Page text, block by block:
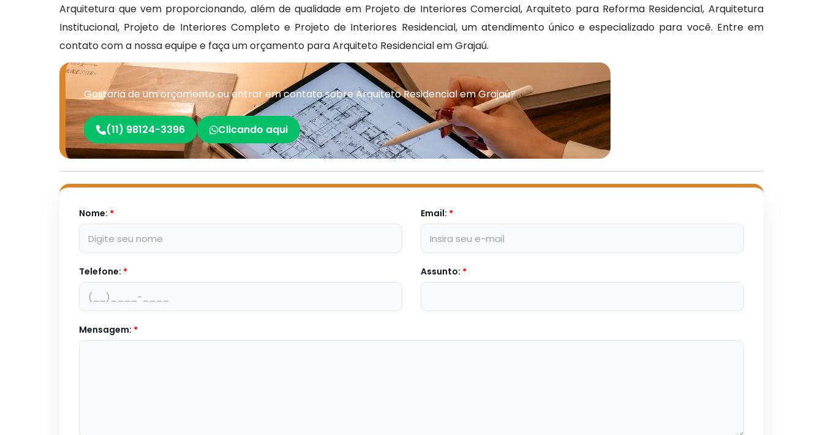
Arquitetura que vem proporcionando, além de qualidade em Projeto de Interiores Comercial, Arquiteto para Reforma Residencial, Arquitetura
Institucional, Projeto de Interiores Completo e Projeto de Interiores Residencial, um atendimento único e especializado para você. Entre em
contato com a nossa equipe e faça um orçamento para Arquiteto Residencial em Grajaú.
Gostaria de um orçamento ou entrar em contato sobre Arquiteto Residencial em Grajaú?
(11) 98124-3396 Clicando aqui
Nome: * Email: *
Telefone: * Assunto: *
Mensagem: *